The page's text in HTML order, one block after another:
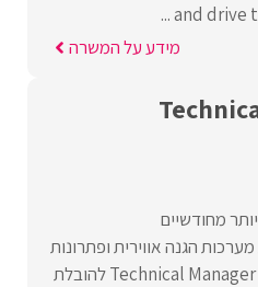
and drive
מידע על המשרה
מחודשיים
הגנה אווירית ופתרונות
מעקב, מידע ותצפית דרוש/ה Technical Manager להובלת